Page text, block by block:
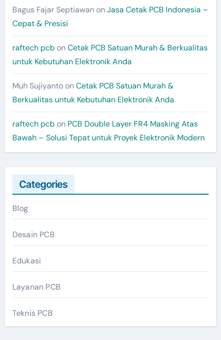
Bagus Fajar SeptiawanonJasa Cetak PCB Indonesia –
Cepat & Presisi
raftech pcbonCetak PCB Satuan Murah & Berkualitas
untuk Kebutuhan Elektronik Anda
Muh SujiyantoonCetak PCB Satuan Murah &
Berkualitas untuk Kebutuhan Elektronik Anda
raftech pcbon PCB Double Layer FR4 Masking Atas
Bawah – Solusi Tepat untuk Proyek Elektronik Modern
Categories
Blog
Desain PCB
Edukasi
Layanan PCB
Teknis PCB